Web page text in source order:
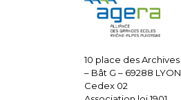
10 place des Archives
– Bât G – 69288 LYON
Cedex 02